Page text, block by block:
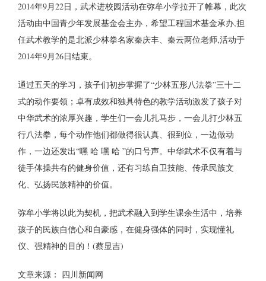
2014年9月22日，武术进校园活动在弥牟小学拉开了帷幕，此次
活动由中国青少年发展基金会主办，希望工程国术基金承办,担
任武术教学的是北派少林拳名家秦庆丰、秦云两位老师,活动于
2014年9月26日结束。
通过五天的学习，孩子们初步掌握了“少林五形八法拳”三十二
式的动作要领；卓有成效和独具特色的教学活动激发了孩子对
中华武术的浓厚兴趣，学生们一会儿扎马步，一会儿打少林五
行八法拳，每个动作他们都做得很认真、很到位，一边做动
作，一边还发出“嘿 哈 嘿 哈 ”的口号声。中华武术不仅有着与
徒手体操共有的健身价值，还有习练自卫技能、传承民族文
化、弘扬民族精神的价值。
弥牟小学将以此为契机，把武术融入到学生课余生活中，培养
孩子的民族自信心和自豪感，在健身强体的同时，实现懂礼
仪、强精神的目的！(蔡显吉)
文章来源： 四川新闻网